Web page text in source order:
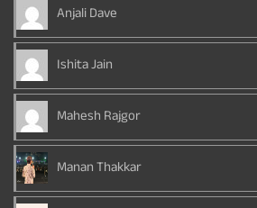
Anjali Dave
Ishita Jain
Mahesh Rajgor
Manan Thakkar